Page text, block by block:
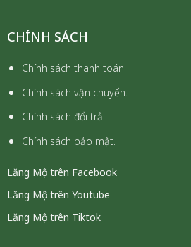
CHÍNH SÁCH
Chính sách thanh toán.
Chính sách vận chuyển.
Chính sách đổi trả.
Chính sách bảo mật.
Lăng Mộ trên Facebook
Lăng Mộ trên Youtube
Lăng Mộ trên Tiktok